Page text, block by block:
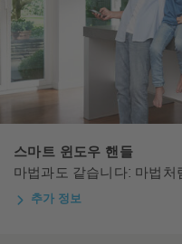
스마트 윈도우 핸들
마법과도 같습니다: 마법처
추가 정보